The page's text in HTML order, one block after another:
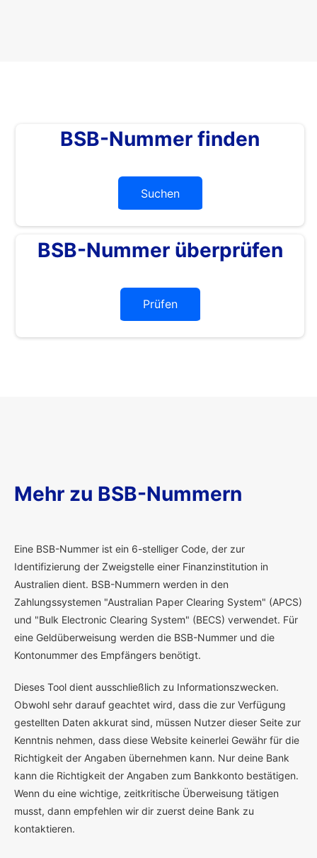
BSB-Nummer finden
Suchen
BSB-Nummer überprüfen
Prüfen
Mehr zu BSB-Nummern
Eine BSB-Nummer ist ein 6-stelliger Code, der zur
Identifizierung der Zweigstelle einer Finanzinstitution in
Australien dient. BSB-Nummern werden in den
Zahlungssystemen "Australian Paper Clearing System" (APCS)
und "Bulk Electronic Clearing System" (BECS) verwendet. Für
eine Geldüberweisung werden die BSB-Nummer und die
Kontonummer des Empfängers benötigt.
Dieses Tool dient ausschließlich zu Informationszwecken.
Obwohl sehr darauf geachtet wird, dass die zur Verfügung
gestellten Daten akkurat sind, müssen Nutzer dieser Seite zur
Kenntnis nehmen, dass diese Website keinerlei Gewähr für die
Richtigkeit der Angaben übernehmen kann. Nur deine Bank
kann die Richtigkeit der Angaben zum Bankkonto bestätigen.
Wenn du eine wichtige, zeitkritische Überweisung tätigen
musst, dann empfehlen wir dir zuerst deine Bank zu
kontaktieren.